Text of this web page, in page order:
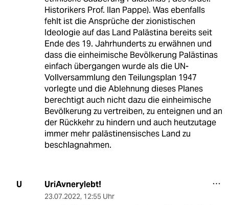
Historikers Prof. Ilan Pappe). Was ebenfalls
fehlt ist die Ansprüche der zionistischen
Ideologie auf das Land Palästina bereits seit
Ende des 19. Jahrhunderts zu erwähnen und
dass die einheimische Bevölkerung Palästinas
einfach übergangen wurde als die UN-
Vollversammlung den Teilungsplan 1947
vorlegte und die Ablehnung dieses Planes
berechtigt auch nicht dazu die einheimische
Bevölkerung zu vertreiben, zu enteignen und an
der Rückkehr zu hindern und auch heutzutage
immer mehr palästinensisches Land zu
beschlagnahmen.
U UriAvnerylebt!
23.07.2022, 12:55 Uhr